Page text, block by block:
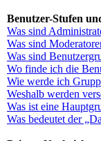
Benutzer-Stufen
Was sind
Was sind
Was sind
Wo finde ich die
Wie werde ich
Weshalb werden
Was ist eine
Was bedeutet der